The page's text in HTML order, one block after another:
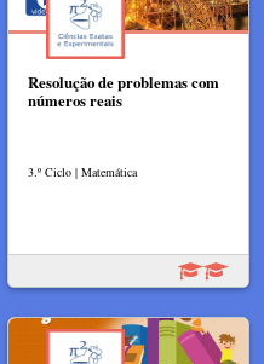
Resolução de problemas com
números reais
3.º Ciclo | Matemática